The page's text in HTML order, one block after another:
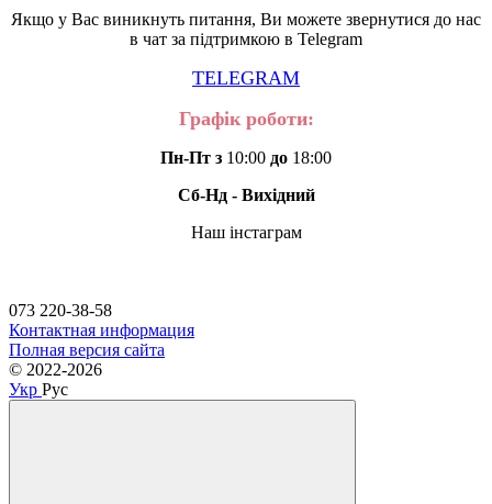
Якщо у Вас виникнуть питання, Ви можете звернутися до нас
в чат за підтримкою в Telegram
TELEGRAM
Графік роботи:
Пн-Пт з 10:00 до 18:00
Сб-Нд - Вихідний
Наш інстаграм
073 220-38-58
Контактная информация
Полная версия сайта
© 2022-2026
Укр Рус